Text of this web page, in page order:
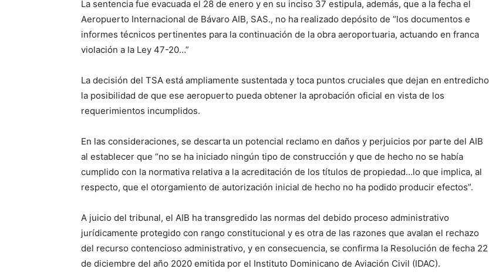
La sentencia fue evacuada el 28 de enero y en su inciso 37 estipula, además, que a la fecha el
Aeropuerto Internacional de Bávaro AIB, SAS., no ha realizado depósito de “los documentos e
informes técnicos pertinentes para la continuación de la obra aeroportuaria, actuando en franca
violación a la Ley 47-20…”
La decisión del TSA está ampliamente sustentada y toca puntos cruciales que dejan en entredicho
la posibilidad de que ese aeropuerto pueda obtener la aprobación oficial en vista de los
requerimientos incumplidos.
En las consideraciones, se descarta un potencial reclamo en daños y perjuicios por parte del AIB
al establecer que “no se ha iniciado ningún tipo de construcción y que de hecho no se había
cumplido con la normativa relativa a la acreditación de los títulos de propiedad…lo que implica, al
respecto, que el otorgamiento de autorización inicial de hecho no ha podido producir efectos”.
A juicio del tribunal, el AIB ha transgredido las normas del debido proceso administrativo
jurídicamente protegido con rango constitucional y es otra de las razones que avalan el rechazo
del recurso contencioso administrativo, y en consecuencia, se confirma la Resolución de fecha 22
de diciembre del año 2020 emitida por el Instituto Dominicano de Aviación Civil (IDAC).